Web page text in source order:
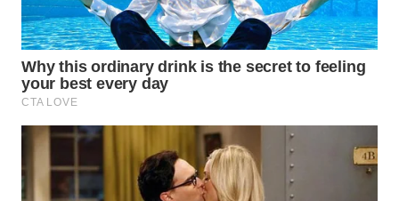
WN
TANGERANG
WN
BINJAI
CIREBON